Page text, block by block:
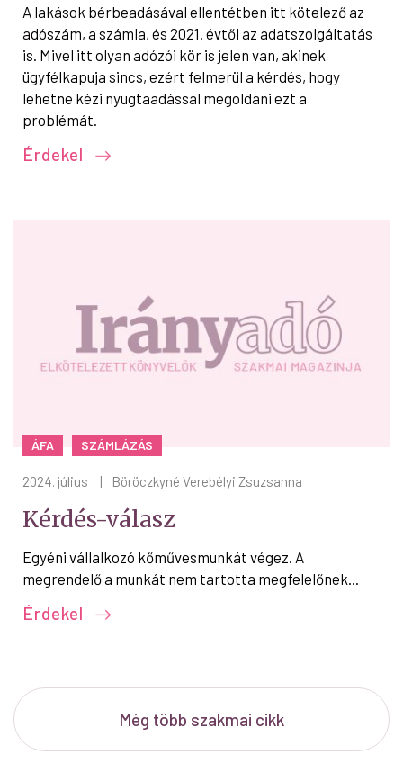
A lakások bérbeadásával ellentétben itt kötelező az
adószám, a számla, és 2021. évtől az adatszolgáltatás
is. Mivel itt olyan adózói kör is jelen van, akinek
ügyfélkapuja sincs, ezért felmerül a kérdés, hogy
lehetne kézi nyugtaadással megoldani ezt a
problémát.
Érdekel
ÁFA SZÁMLÁZÁS
2024. július | Böröczkyné Verebélyi Zsuzsanna
Kérdés-válasz
Egyéni vállalkozó kőművesmunkát végez. A
megrendelő a munkát nem tartotta megfelelőnek...
Érdekel
Még több szakmai cikk